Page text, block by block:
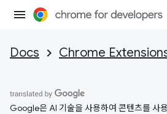
Docs Chrome
Google은 AI 기술을 사용하여 콘텐츠를 사